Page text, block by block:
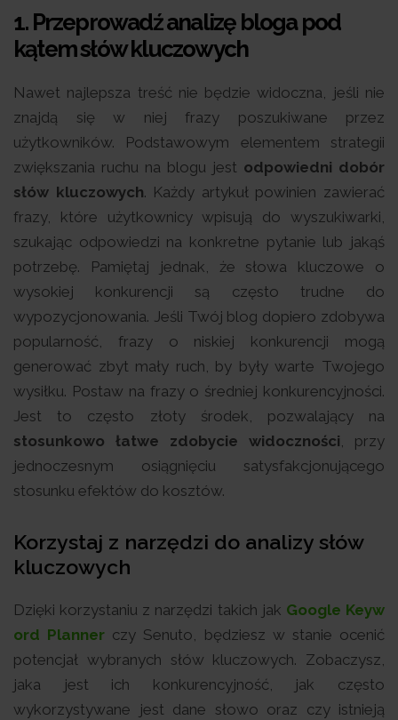
1. Przeprowadź analizę bloga pod
kątem słów kluczowych
Nawet najlepsza treść nie będzie widoczna, jeśli nie
znajdą się w niej frazy poszukiwane przez
użytkowników. Podstawowym elementem strategii
zwiększania ruchu na blogu jest odpowiedni dobór
słów kluczowych. Każdy artykuł powinien zawierać
frazy, które użytkownicy wpisują do wyszukiwarki,
szukając odpowiedzi na konkretne pytanie lub jakąś
potrzebę. Pamiętaj jednak, że słowa kluczowe o
wysokiej konkurencji są często trudne do
wypozycjonowania. Jeśli Twój blog dopiero zdobywa
popularność, frazy o niskiej konkurencji mogą
generować zbyt mały ruch, by były warte Twojego
wysiłku. Postaw na frazy o średniej konkurencyjności.
Jest to często złoty środek, pozwalający na
stosunkowo łatwe zdobycie widoczności, przy
jednoczesnym osiągnięciu satysfakcjonującego
stosunku efektów do kosztów.
Korzystaj z narzędzi do analizy słów
kluczowych
Dzięki korzystaniu z narzędzi takich jak Google Keyw
ord Planner czy Senuto, będziesz w stanie ocenić
potencjał wybranych słów kluczowych. Zobaczysz,
jaka jest ich konkurencyjność, jak często
wykorzystywane jest dane słowo oraz czy istnieją